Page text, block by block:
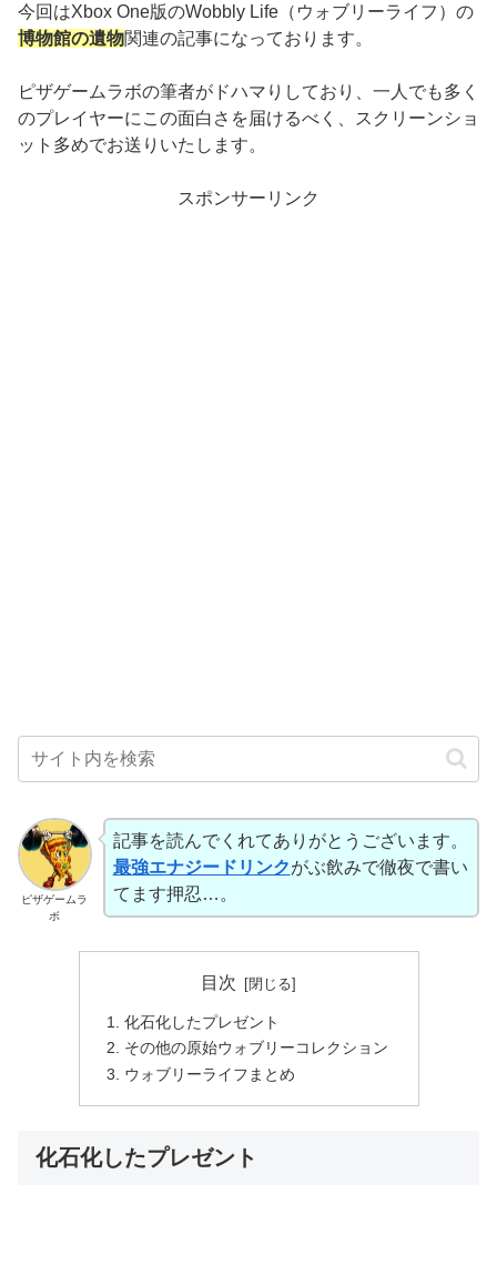
今回はXbox One版のWobbly Life（ウォブリーライフ）の
博物館の遺物関連の記事になっております。
ピザゲームラボの筆者がドハマりしており、一人でも多く
のプレイヤーにこの面白さを届けるべく、スクリーンショ
ット多めでお送りいたします。
スポンサーリンク
ピザゲームラ
ボ
記事を読んでくれてありがとうございます。
最強エナジードリンクがぶ飲みで徹夜で書い
てます押忍…。
目次
化石化したプレゼント
その他の原始ウォブリーコレクション
ウォブリーライフまとめ
化石化したプレゼント